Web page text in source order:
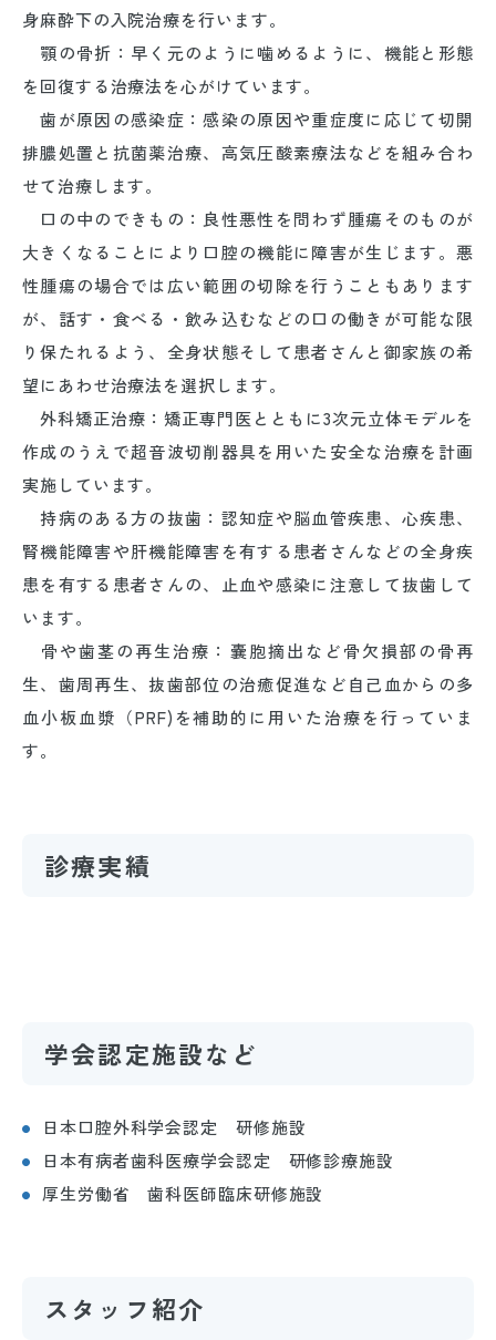
身麻酔下の入院治療を行います。
顎の骨折：早く元のように噛めるように、機能と形態
を回復する治療法を心がけています。
歯が原因の感染症：感染の原因や重症度に応じて切開
排膿処置と抗菌薬治療、高気圧酸素療法などを組み合わ
せて治療します。
口の中のできもの：良性悪性を問わず腫瘍そのものが
大きくなることにより口腔の機能に障害が生じます。悪
性腫瘍の場合では広い範囲の切除を行うこともあります
が、話す・食べる・飲み込むなどの口の働きが可能な限
り保たれるよう、全身状態そして患者さんと御家族の希
望にあわせ治療法を選択します。
外科矯正治療：矯正専門医とともに3次元立体モデルを
作成のうえで超音波切削器具を用いた安全な治療を計画
実施しています。
持病のある方の抜歯：認知症や脳血管疾患、心疾患、
腎機能障害や肝機能障害を有する患者さんなどの全身疾
患を有する患者さんの、止血や感染に注意して抜歯して
います。
骨や歯茎の再生治療：嚢胞摘出など骨欠損部の骨再
生、歯周再生、抜歯部位の治癒促進など自己血からの多
血小板血漿（PRF)を補助的に用いた治療を行っていま
す。
診療実績
学会認定施設など
日本口腔外科学会認定 研修施設
日本有病者歯科医療学会認定 研修診療施設
厚生労働省 歯科医師臨床研修施設
スタッフ紹介